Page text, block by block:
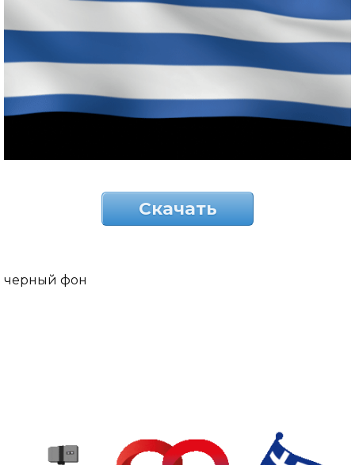
Скачать
черный фон